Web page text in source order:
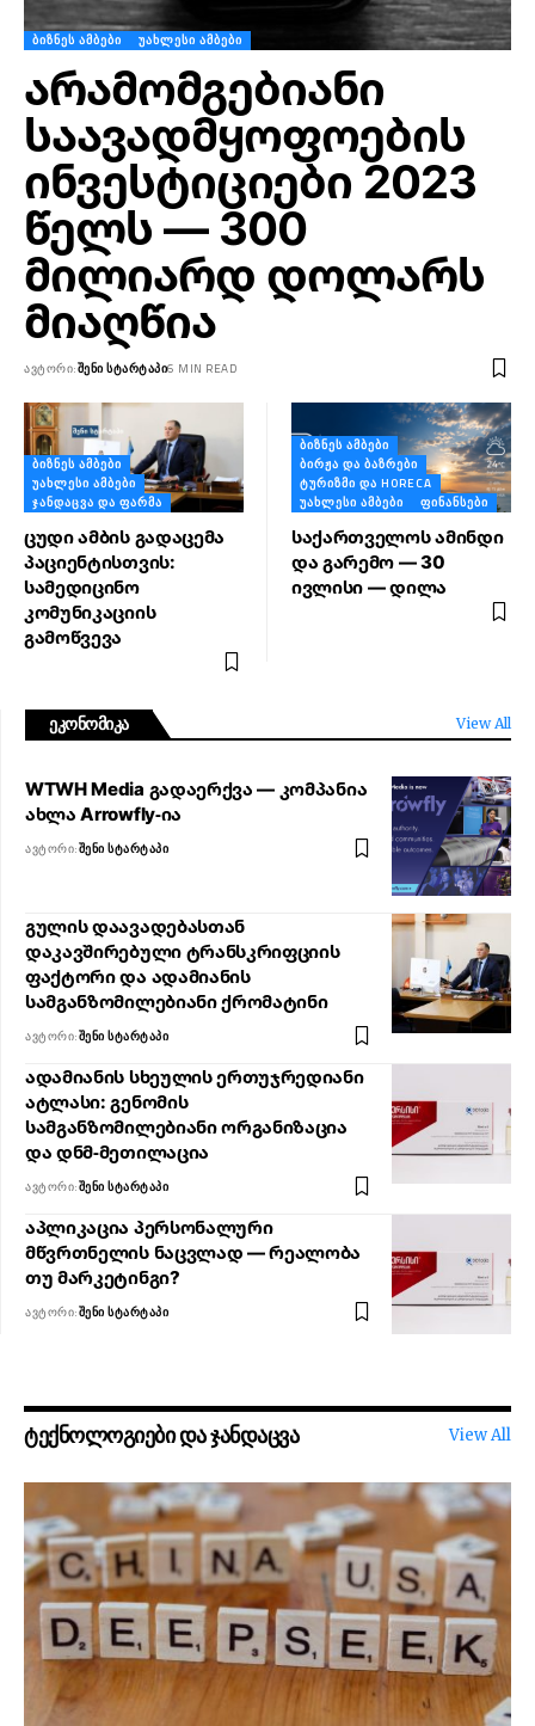
ᲑᲘᲖᲜᲔᲡ ᲐᲛᲑᲔᲑᲘ
ᲣᲐᲮᲚᲔᲡᲘ ᲐᲛᲑᲔᲑᲘ
ᲯᲐᲜᲓᲐᲪᲕᲐ ᲓᲐ ᲤᲐᲠᲛᲐ
ცუდი ამბის გადაცემა
პაციენტისთვის:
სამედიცინო
კომუნიკაციის
გამოწვევა
ᲑᲘᲖᲜᲔᲡ ᲐᲛᲑᲔᲑᲘ
ᲑᲘᲠᲟᲐ ᲓᲐ ᲑᲐᲖᲠᲔᲑᲘ
ᲢᲣᲠᲘᲖᲛᲘ ᲓᲐ HORECA
ᲣᲐᲮᲚᲔᲡᲘ ᲐᲛᲑᲔᲑᲘ
ᲤᲘᲜᲐᲜᲡᲔᲑᲘ
საქართველოს ამინდი
და გარემო — 30
ივლისი — დილა
ᲑᲘᲖᲜᲔᲡ ᲐᲛᲑᲔᲑᲘ ᲣᲐᲮᲚᲔᲡᲘ ᲐᲛᲑᲔᲑᲘ
არამომგებიანი
საავადმყოფოების
ინვესტიციები 2023
წელს — 300
მილიარდ დოლარს
მიაღწია
ᲐᲕᲢᲝᲠᲘ:ᲨᲔᲜᲘ ᲡᲢᲐᲠᲢᲐᲞᲘ6 MIN READ
ეკონომიკა View All
WTWH Media გადაერქვა — კომპანია
ახლა Arrowfly-ია
ᲐᲕᲢᲝᲠᲘ:ᲨᲔᲜᲘ ᲡᲢᲐᲠᲢᲐᲞᲘ
გულის დაავადებასთან
დაკავშირებული ტრანსკრიფციის
ფაქტორი და ადამიანის
სამგანზომილებიანი ქრომატინი
ᲐᲕᲢᲝᲠᲘ:ᲨᲔᲜᲘ ᲡᲢᲐᲠᲢᲐᲞᲘ
ადამიანის სხეულის ერთუჯრედიანი
ატლასი: გენომის
სამგანზომილებიანი ორგანიზაცია
და დნმ-მეთილაცია
ᲐᲕᲢᲝᲠᲘ:ᲨᲔᲜᲘ ᲡᲢᲐᲠᲢᲐᲞᲘ
აპლიკაცია პერსონალური
მწვრთნელის ნაცვლად — რეალობა
თუ მარკეტინგი?
ᲐᲕᲢᲝᲠᲘ:ᲨᲔᲜᲘ ᲡᲢᲐᲠᲢᲐᲞᲘ
ტექნოლოგიები და ჯანდაცვა View All